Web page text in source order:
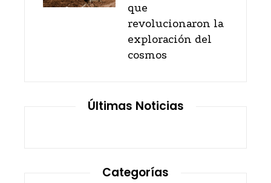
que
revolucionaron la
exploración del
cosmos
Últimas Noticias
Categorías